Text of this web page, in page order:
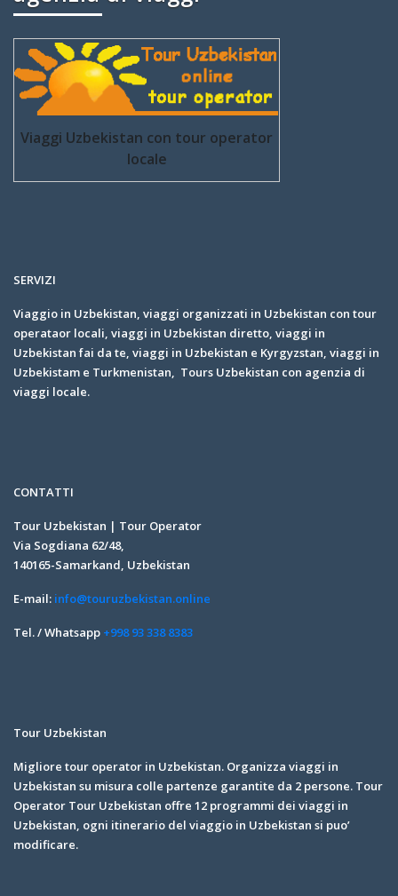
Viaggi Uzbekistan con tour operator
locale
SERVIZI
Viaggio in Uzbekistan, viaggi organizzati in Uzbekistan con tour
operataor locali, viaggi in Uzbekistan diretto, viaggi in
Uzbekistan fai da te, viaggi in Uzbekistan e Kyrgyzstan, viaggi in
Uzbekistam e Turkmenistan, Tours Uzbekistan con agenzia di
viaggi locale.
CONTATTI
Tour Uzbekistan | Tour Operator
Via Sogdiana 62/48,
140165-Samarkand, Uzbekistan
E-mail: info@touruzbekistan.online
Tel. / Whatsapp +998 93 338 8383
Tour Uzbekistan
Migliore tour operator in Uzbekistan. Organizza viaggi in
Uzbekistan su misura colle partenze garantite da 2 persone. Tour
Operator Tour Uzbekistan offre 12 programmi dei viaggi in
Uzbekistan, ogni itinerario del viaggio in Uzbekistan si puo’
modificare.